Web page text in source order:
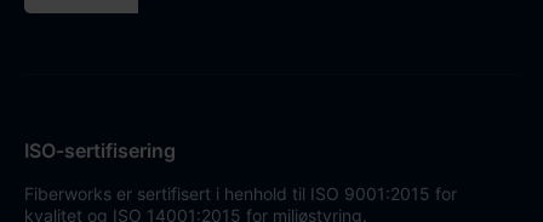
ISO-sertifisering
Fiberworks er sertifisert i henhold til ISO 9001:2015 for
kvalitet og ISO 14001:2015 for miljøstyring.